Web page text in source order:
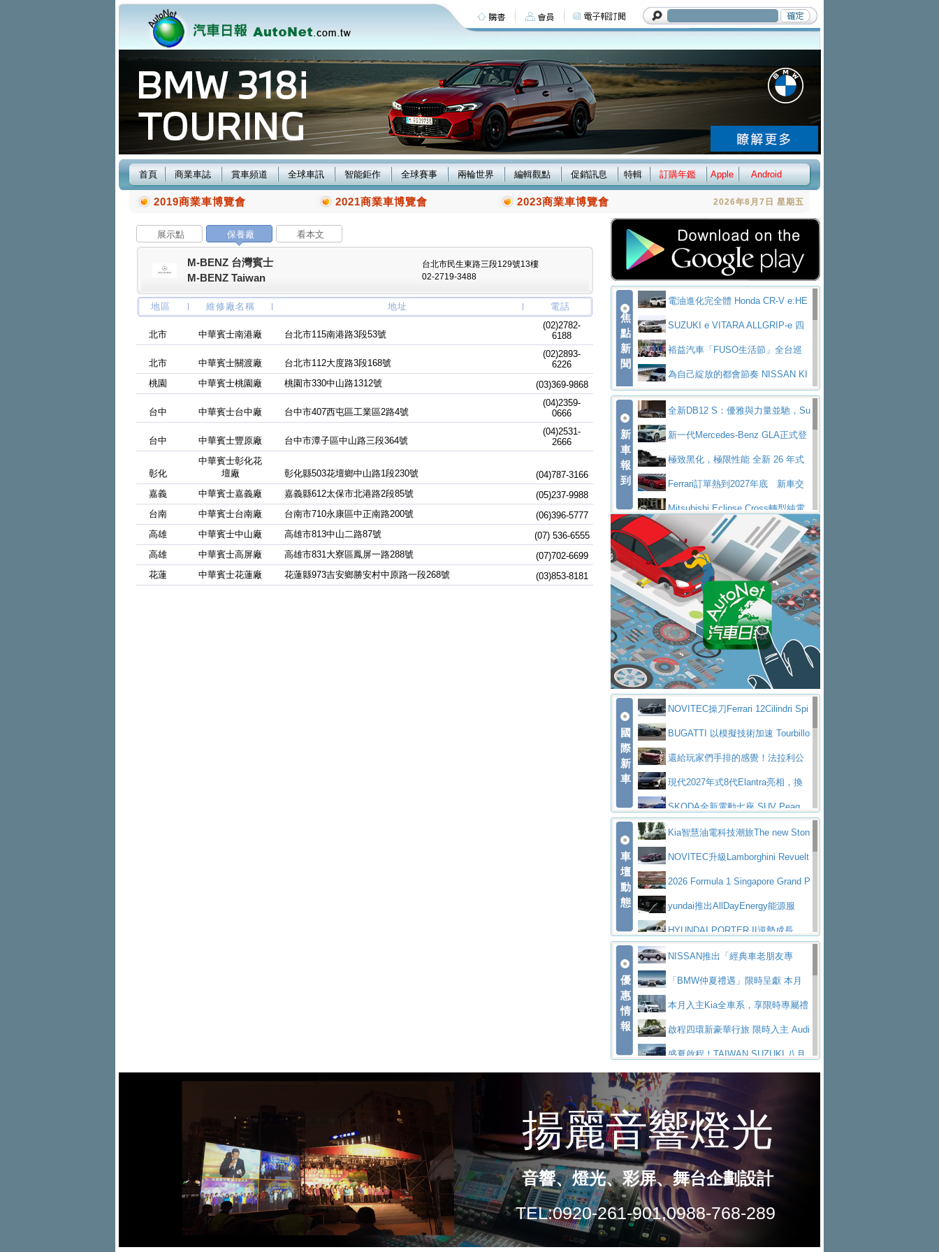
首頁 商業車誌 賞車頻道 全球車訊 智能鉅作 全球賽事 兩輪世界 編輯觀點 促銷訊息 特輯 訂購年鑑 Apple Android
2019商業車博覽會 2021商業車博覽會 2023商業車博覽會 2026年8月7日 星期五
展示點 保養廠 看本文
M-BENZ 台灣賓士
M-BENZ Taiwan
台北市民生東路三段129號13樓
02-2719-3488
地區 維修廠名稱 地址 電話
北市 中華賓士南港廠 台北市115南港路3段53號
(02)2782-
6188
北市 中華賓士關渡廠 台北市112大度路3段168號
(02)2893-
6226
桃園
中華賓士桃園廠 桃園市330中山路1312號 (03)369-9868
台中 中華賓士台中廠 台中市407西屯區工業區2路4號
(04)2359-
0666
台中 中華賓士豐原廠 台中市潭子區中山路三段364號
(04)2531-
2666
彰化
中華賓士彰化花
壇廠
彰化縣503花壇鄉中山路1段230號
(04)787-3166
嘉義
中華賓士嘉義廠 嘉義縣612太保市北港路2段85號
(05)237-9988
台南
中華賓士台南廠 台南市710永康區中正南路200號
(06)396-5777
高雄
中華賓士中山廠 高雄市813中山二路87號
(07) 536-6555
高雄
中華賓士高屏廠 高雄市831大寮區鳳屏一路288號
(07)702-6699
花蓮
中華賓士花蓮廠 花蓮縣973吉安鄉勝安村中原路一段268號 (03)853-8181
焦
點
新
聞
電油進化完全體 Honda CR-V e:HE
V PrestigeSUZUKI e VITARA ALLGRIP-e 四
驅精神的純電新詮釋
裕益汽車「FUSO生活節」全台巡
迴 結合生活體驗、交通安全與購車優惠
為自己綻放的都會節奏 NISSAN KI
CKS SAKURA為品味獨具層峰買家打造的頂級座
駕，MAZDA CX-90 33T AWD Premium Ca
ptain Seat
EV
技的座駕! Ford Territory中型油電休旅
SO Super Great今日在台登場，結合先進安
全輔助科技
ntis四品牌經銷權，全新多品牌旗艦展示中
心開幕啟用
屏東特搜大隊再添新利器 SITRAK
救助器材車買氣不衰、SUZUKI經銷商勇於開啟
全新大店，新北都鈴木占地500坪土城旗艦
展示中心開幕
2025第七屆ISUZU運轉職人挑戰賽
熱血登場 展現極致車技與專業職人精神
H2GP世界總決賽圓滿落幕 台灣團
隊表現精彩淨零減碳指標性應用 純電動水泥預
拌車 消防車除了滅火裝備還需要什麼？
一探SITRAK “準” 消防車的究竟
大益金龍初試啼聲，汽柴油5噸貨車
不是對手正宗年鑑2025年全球自動車年鑑1月
下旬問世！2024第六屆ISUZU運轉職人挑戰賽
首度前進南台灣熱烈開戰
豪華電能休旅新星 Audi Q4 Sportba
ck 55 e-tron S lineScania Taiwan 逆風而行，加深力
道投資布局
新
車
報
到
全新DB12 S：優雅與力量並馳，Su
per Tourer的顛峰之作
新一代Mercedes-Benz GLA正式登
場 續航最高657公里、支援320kW快充
極致黑化，極限性能 全新 26 年式
DEFENDER OCTA BLACK 限量登台
Ferrari訂單熱到2027年底 新車交
付至少得等一年以上
Mitsubishi Eclipse Cross轉型純電
休旅 87kWh電池續航超過600公里
全新BMW 318i Touring豪華旅行車
全台限量200台 進化現型
不等零關稅的紅利，Jeep品牌今日
起展開首批車交車
Volvo EX60 即將叩關，靜肅性、底
盤與數位介面搶先揭露
Audi Q9 將於 2026 年底上市 旗艦
大型 SUV 鎖定七人座豪華市場
BMW攜手漫威電影【蜘蛛人：重生
日】 Skoda 發表全新 Peaq 內裝：七人
座純電旗艦 SUV，行李廂最大可達 935 公
升
全新純電 Mercedes-Benz C 400 4
MATIC Electric 登場
奢華與科技大躍進，MAZDA全新3
代CX-5全方位進化提前亮相並展開預售94.9
萬起
馬自達公布 2027 年式 MX-5 更
新，新增 Yakudo 特別版
Skoda Peaq 發表全新電動動力系
統 最長續航逾 640 公里、支援雙向供電
BMW M2 首度導入 xDrive 四驅，
美國與瑞士需求成關鍵推手
The all-new T-Roc 魅力 自成焦點
Maserati GT2 Stradale「Tribute to
MC12」全球首度亮相
迎接 RANGE ROVER 品牌家族第
五位成員 全新 RANGE ROVER GT 預告登
場
造型華麗時尚、科技座艙再進化，P
eugeot 208小改款發表上市94.8萬起
國
際
新
車
NOVITEC操刀Ferrari 12Cilindri Spi
der 碳纖維空力、鍛造輪圈與Inconel排氣
上身
BUGATTI 以模擬技術加速 Tourbillo
n 動態開發還給玩家們手排的感覺！法拉利公
布12Cilidri Manaule手排超跑產品細節
現代2027年式8代Elantra亮相，換
裝更銳利的造型、更先進的資訊娛樂系統及
更高效的動力
SKODA全新電動七座 SUV Peaq
問世，擁有品牌史上最寬敞且豪華的座艙
AUDI推出首款高性能油電超跑Nuvo
lari，0到100公里加速2.6秒、極速350公里
／小時
百年三叉戟傳奇再啟程 Maserati 重
返 1000 Miglia 傳承競速榮耀
法拉利首款純電跑車Luce亮相，最
大馬力超過1000匹並具備530公里最大續航
里程
小車大空間、座艙科技更先進，SK
ODA發表全新純電跨界休旅Eipq祭平民化車
價89萬起
賓士AMG.EA專屬平台首作，Merc
edes-AMG 全新GT 4-Door Coupe全球首發
福斯推出首款GTI純電性能掀背ID.
Polo GTI，擁有226匹馬力和零百加速 6.8
秒的實力
Jaguar 公布四門 GT車款正式車名
為JAGUAR TYPE 01
終於跟上進度，LEXUS發表首款三
排六座純電旗艦休旅 TZ
有錢也買不到的Golf R！福斯打造
全新Golf R 24h賽車將挑戰紐柏林24小時耐
久賽
SKODA公布全新小型純電跨界休旅
Epiq內裝設計，預計5月19日全球首發
福斯全新 ID. Polo 起跳價約台幣94
萬，續航里程可達到455公里附氣動式按摩
座椅
福斯宣布Golf與T-Roc推出Full Hybri
d全油電複合動力車型，預計於今年第四季
上市
KIA米蘭設計周展出Vision Meta Tu
rismo概念車並公布所有相關資訊，未來將
是命名為EV8
BMW 旗艦房車7系列中期改款，外
觀煥然一新、內裝科技與電動車續航里程大
幅升級
借「東風」之力，HONDA推出中國
製造日本重新貼牌全新4代Insight純電動休
旅
車
壇
動
態
Kia智慧油電科技潮旅The new Ston
ic 1-7月累計銷量創歷史新高
NOVITEC升級Lamborghini Revuelt
o 綜效輸出增至1,048匹
2026 Formula 1 Singapore Grand P
rix 新加坡大獎賽 Audi 極速之旅開放報名
yundai推出AllDayEnergy能源服
務 讓電動車化身行動儲能系統
HYUNDAI PORTER II逆勢成長，
勇奪中型貨車銷售冠軍
父親節霸氣獻禮！PGO 威力125 最
低入手價 $60,900 起 省油ｘ安全ｘ大空間
陪爸爸輕鬆
福斯商旅挺頭家 推出「德系質感 精
算圓夢」專案和運租車榮獲國家品牌玉山獎 以智
慧移動與綠能創新
Volvo Trucks 承諾成為高科技供應
鏈的可靠夥伴XFORCE攜手臺南祀典大天后宮 試
乘就送限量「幸福駕到」過爐御守
NISSAN X-TRAIL 上市首月銷量
躋身同級前3名格上租車暑期享8% LINE POINTS
回饋 再抽黑鑰匙尊榮禮遇
Toyota歐洲純電車銷量翻倍 2026
上半年成長113％
Subaru推動燃油、油電與純電車混
線生產 以彈性製造應對市場變化
魅力 自成焦點 胡宇威擔任 The all-
new T-Roc 品牌大使 攜手Volkswagen展現
不被定義的
匠心淬鍊展現世代躍進 ALL-NEW
MAZDA CX-5 延長保固禮遇限時實施
2026 Honda Motorcycle Cruiser 風
格騎士趴圓滿落幕 風格由你定義！一起騎
全台最速充電樁降臨桃園！ 華城電
優
惠
情
報
NISSAN推出「經典車老朋友專
案」 以匠人精神煥新珍品座駕
「BMW仲夏禮遇」限時呈獻 本月
入主即享尊榮豪華五星假期 多元優購方案
同步實施
本月入主Kia全車系，享限時專屬禮
遇 啟程四環新豪華行旅 限時入主 Audi
A6 旗艦陣容 低月付5,888元起及3 年乙式險
購置金
盛夏啟程！TAIWAN SUZUKI 八月
禮遇全面升級無懼暑假出行！ZS玩美Cool版與G5
0 PLUS酷涼特仕版升級通風座椅
Ford天外飛來禮 Territory旗艦響宴
三件組 再享0利率 入主再抽美國雙人來回機
票
Forester油電版上市週年保固升級
父親節再享SUBARU爸氣豪禮
PEUGEOT、CITROEN「EN ROU
TE！La Vie en Route｜法式日常，即刻啟
程」 全車系享 5 年
全能ZS翻玩新視界！全新27年式換
裝曜黑風格套件 含舊換新60萬內輕鬆入手
暑假購車趁現在！ PGO 全車系一
日限定賞車會 指定車款送3,000元加油卡
特斯拉掀充電價格戰 EVOASIS推
訂閱制假日最低5.25元會員優惠
Honda Motorcycle攜手築間餐飲集